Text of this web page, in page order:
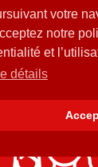
votre
notre
et
détails
18 ans